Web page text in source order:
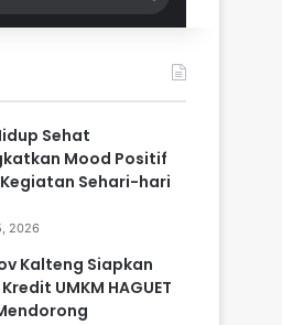
for
Sehat
Mood Positif
Sehari-hari
2026
Kalteng Siapkan
UMKM HAGUET